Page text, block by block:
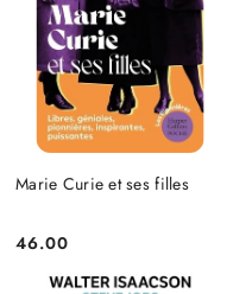
Marie Curie et ses filles
Cena:
46.00
DO KOSZYKA